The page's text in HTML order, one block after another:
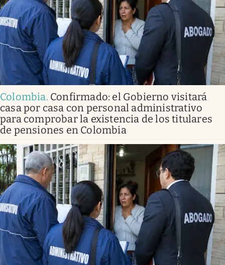
Colombia. Confirmado: el Gobierno visitará
casa por casa con personal administrativo
para comprobar la existencia de los titulares
de pensiones en Colombia